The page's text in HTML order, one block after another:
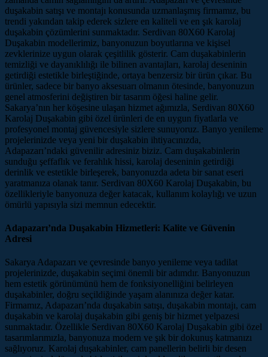
duşakabin satışı ve montajı konusunda uzmanlaşmış firmamız, bu
trendi yakından takip ederek sizlere en kaliteli ve en şık karolaj
duşakabin çözümlerini sunmaktadır. Serdivan 80X60 Karolaj
Duşakabin modellerimiz, banyonuzun boyutlarına ve kişisel
zevklerinize uygun olarak çeşitlilik gösterir. Cam duşakabinlerin
temizliği ve dayanıklılığı ile bilinen avantajları, karolaj deseninin
getirdiği estetikle birleştiğinde, ortaya benzersiz bir ürün çıkar. Bu
ürünler, sadece bir banyo aksesuarı olmanın ötesinde, banyonuzun
genel atmosferini değiştiren bir tasarım öğesi haline gelir.
Sakarya’nın her köşesine ulaşan hizmet ağımızla, Serdivan 80X60
Karolaj Duşakabin gibi özel ürünleri de en uygun fiyatlarla ve
profesyonel montaj güvencesiyle sizlere sunuyoruz. Banyo yenileme
projelerinizde veya yeni bir duşakabin ihtiyacınızda,
Adapazarı’ndaki güvenilir adresiniz biziz. Cam duşakabinlerin
sunduğu şeffaflık ve ferahlık hissi, karolaj deseninin getirdiği
derinlik ve estetikle birleşerek, banyonuzda adeta bir sanat eseri
yaratmanıza olanak tanır. Serdivan 80X60 Karolaj Duşakabin, bu
özellikleriyle banyonuza değer katacak, kullanım kolaylığı ve uzun
ömürlü yapısıyla sizi memnun edecektir.
Adapazarı’nda Duşakabin Hizmetleri: Kalite ve Güvenin
Adresi
Sakarya Adapazarı ve çevresinde banyo yenileme veya tadilat
projelerinizde, duşakabin seçimi önemli bir adımdır. Banyonuzun
hem estetik görünümünü hem de fonksiyonelliğini belirleyen
duşakabinler, doğru seçildiğinde yaşam alanınıza değer katar.
Firmamız, Adapazarı’nda duşakabin satışı, duşakabin montajı, cam
duşakabin ve karolaj duşakabin gibi geniş bir hizmet yelpazesi
sunmaktadır. Özellikle Serdivan 80X60 Karolaj Duşakabin gibi özel
tasarımlarımızla, banyonuza modern ve şık bir dokunuş katmanızı
sağlıyoruz. Karolaj duşakabinler, cam panellerin belirli bir desen